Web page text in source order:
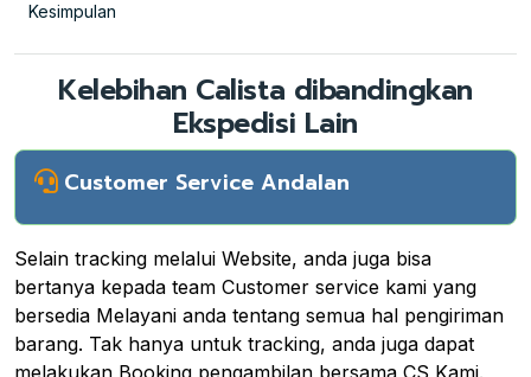
Kesimpulan
Kelebihan Calista dibandingkan
Ekspedisi Lain
Customer Service Andalan
Selain tracking melalui Website, anda juga bisa
bertanya kepada team Customer service kami yang
bersedia Melayani anda tentang semua hal pengiriman
barang. Tak hanya untuk tracking, anda juga dapat
melakukan Booking pengambilan bersama CS Kami.